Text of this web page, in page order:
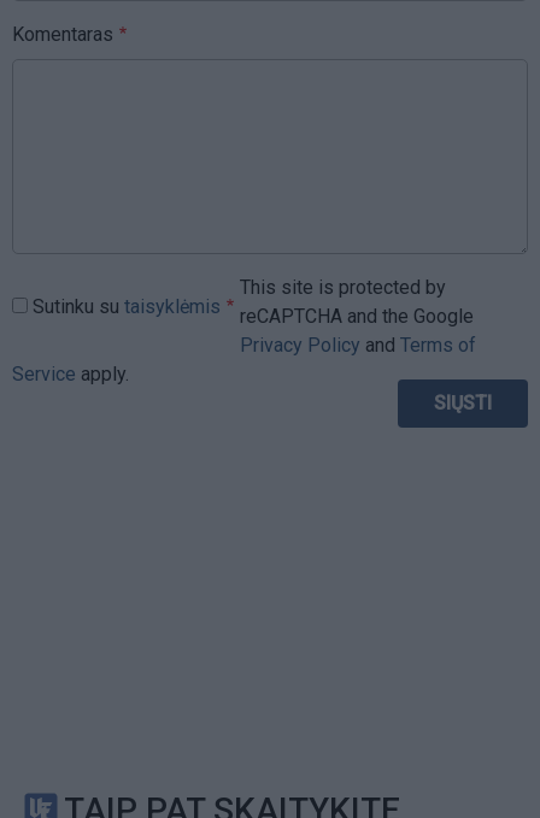
Komentaras
Sutinku su taisyklėmis
This site is protected by
reCAPTCHA and the Google
Privacy Policy and Terms of
Service apply.
TAIP PAT SKAITYKITE